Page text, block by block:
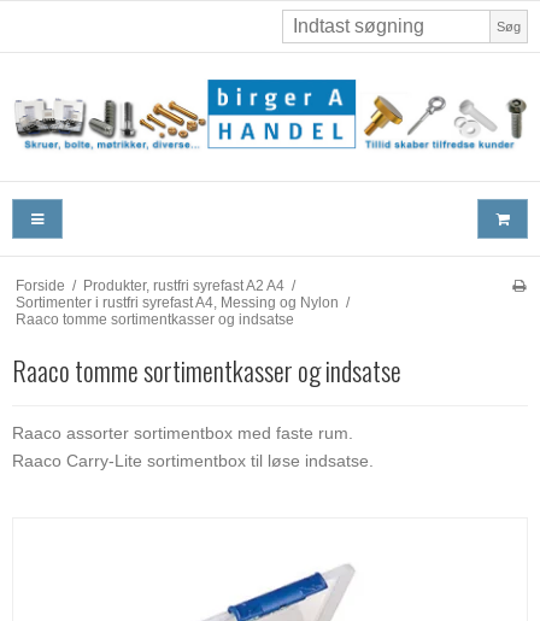
Søg
Forside / Produkter, rustfri syrefast A2 A4 /
Sortimenter i rustfri syrefast A4, Messing og Nylon /
Raaco tomme sortimentkasser og indsatse
Raaco tomme sortimentkasser og indsatse
Raaco assorter sortimentbox med faste rum.
Raaco Carry-Lite sortimentbox til løse indsatse.